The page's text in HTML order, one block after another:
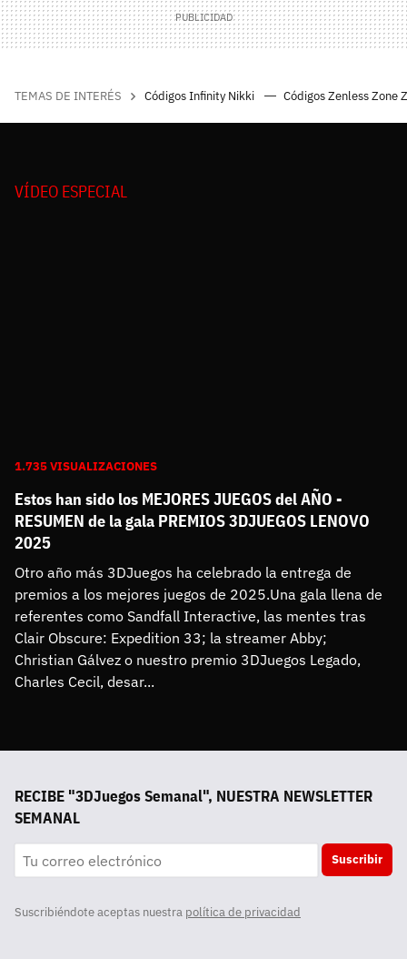
TEMAS DE INTERÉS Códigos Infinity Nikki Códigos Zenless Zone
VÍDEO ESPECIAL
1.735 VISUALIZACIONES
Estos han sido los MEJORES JUEGOS del AÑO -
RESUMEN de la gala PREMIOS 3DJUEGOS LENOVO
2025
Otro año más 3DJuegos ha celebrado la entrega de
premios a los mejores juegos de 2025.Una gala llena de
referentes como Sandfall Interactive, las mentes tras
Clair Obscure: Expedition 33; la streamer Abby;
Christian Gálvez o nuestro premio 3DJuegos Legado,
Charles Cecil, desar...
RECIBE "3DJuegos Semanal", NUESTRA NEWSLETTER
SEMANAL
Suscribir
Suscribiéndote aceptas nuestra política de privacidad